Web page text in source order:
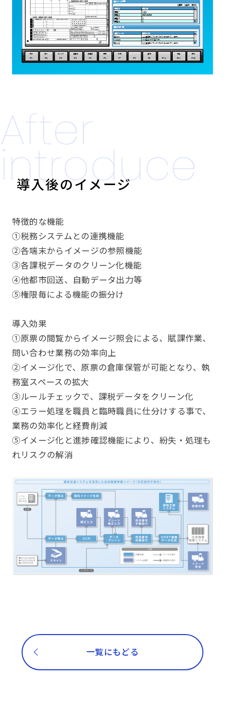
導入後のイメージ
After
introduce
特徴的な機能
①税務システムとの連携機能
②各端末からイメージの参照機能
③各課税データのクリーン化機能
④他都市回送、自動データ出力等
⑤権限毎による機能の振分け
導入効果
①原票の閲覧からイメージ照会による、賦課作業、
問い合わせ業務の効率向上
②イメージ化で、原票の倉庫保管が可能となり、執
務室スペースの拡大
③ルールチェックで、課税データをクリーン化
④エラー処理を職員と臨時職員に仕分けする事で、
業務の効率化と経費削減
⑤イメージ化と進捗確認機能により、紛失・処理も
れリスクの解消
一覧にもどる